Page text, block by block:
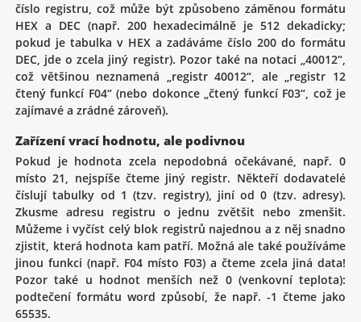
číslo registru, což může být způsobeno záměnou formátu
HEX a DEC (např. 200 hexadecimálně je 512 dekadicky;
pokud je tabulka v HEX a zadáváme číslo 200 do formátu
DEC, jde o zcela jiný registr). Pozor také na notaci „40012“,
což většinou neznamená „registr 40012“, ale „registr 12
čtený funkcí F04“ (nebo dokonce „čtený funkcí F03“, což je
zajímavé a zrádné zároveň).
Zařízení vrací hodnotu, ale podivnou
Pokud je hodnota zcela nepodobná očekávané, např. 0
místo 21, nejspíše čteme jiný registr. Někteří dodavatelé
číslují tabulky od 1 (tzv. registry), jiní od 0 (tzv. adresy).
Zkusme adresu registru o jednu zvětšit nebo zmenšit.
Můžeme i vyčíst celý blok registrů najednou a z něj snadno
zjistit, která hodnota kam patří. Možná ale také používáme
jinou funkci (např. F04 místo F03) a čteme zcela jiná data!
Pozor také u hodnot menších než 0 (venkovní teplota):
podtečení formátu word způsobí, že např. -1 čteme jako
65535.